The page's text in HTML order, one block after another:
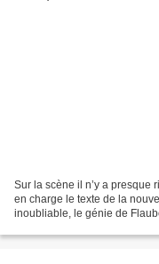
Sur la scène il n’y a presque
en charge le texte de la
inoubliable, le génie de